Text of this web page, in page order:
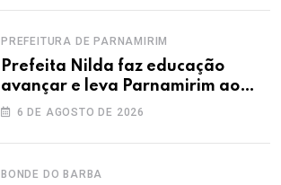
PREFEITURA DE PARNAMIRIM
Prefeita Nilda faz educação
avançar e leva Parnamirim ao
maior IDEB da história dos anos
6 DE AGOSTO DE 2026
BONDE DO BARBA